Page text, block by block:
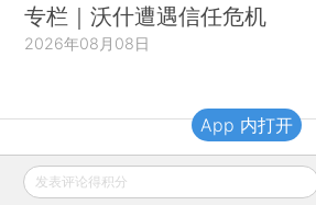
专栏｜沃什遭遇信任危机
2026年08月08日
财新移动
发表评论得积分
App 内打开